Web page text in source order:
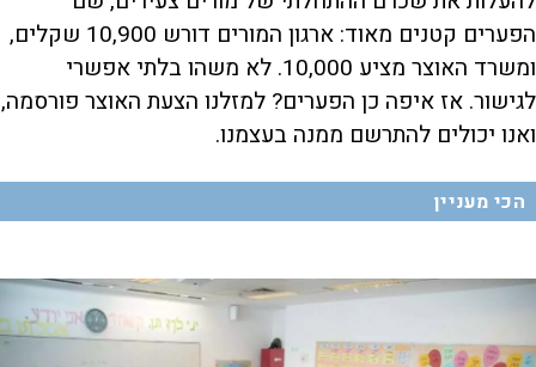
הפערים קטנים מאוד: ארגון המורים דורש 10,900 שקלים,
ומשרד האוצר מציע 10,000. לא משהו בלתי אפשרי
לגישור. אז איפה כן הפערים? למזלנו הצעת האוצר פורסמה,
ואנו יכולים להתרשם ממנה בעצמנו.
הכי מעניין